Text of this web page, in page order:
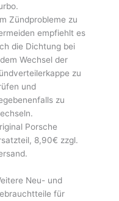
Zündprobleme zu
empfiehlt es
die Dichtung bei
Wechsel der
zu
und
zu
Porsche
8,90€ zzgl.
Neu- und
für